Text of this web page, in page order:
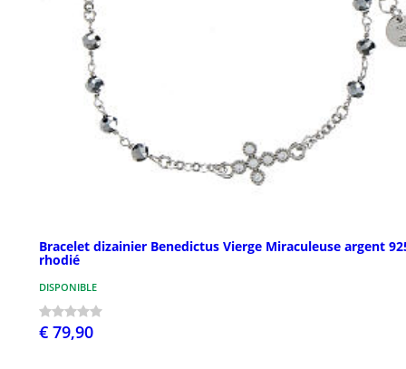
Bracelet dizainier Benedictus Vierge Miraculeuse argent
rhodié
DISPONIBLE
€ 79,90